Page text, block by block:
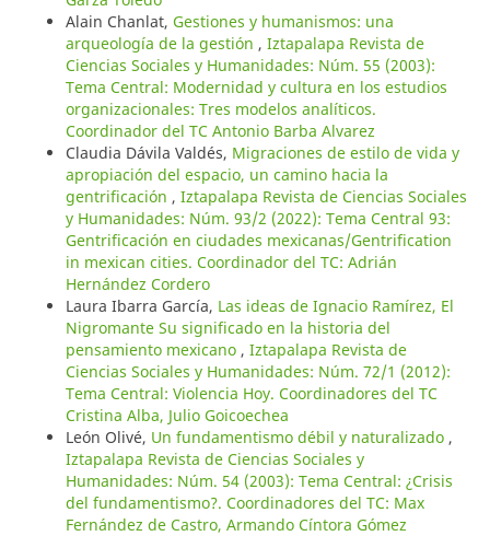
Alain Chanlat, Gestiones y humanismos: una
arqueología de la gestión , Iztapalapa Revista de
Ciencias Sociales y Humanidades: Núm. 55 (2003):
Tema Central: Modernidad y cultura en los estudios
organizacionales: Tres modelos analíticos.
Coordinador del TC Antonio Barba Alvarez
Claudia Dávila Valdés, Migraciones de estilo de vida y
apropiación del espacio, un camino hacia la
gentrificación , Iztapalapa Revista de Ciencias Sociales
y Humanidades: Núm. 93/2 (2022): Tema Central 93:
Gentrificación en ciudades mexicanas/Gentrification
in mexican cities. Coordinador del TC: Adrián
Hernández Cordero
Laura Ibarra García, Las ideas de Ignacio Ramírez, El
Nigromante Su significado en la historia del
pensamiento mexicano , Iztapalapa Revista de
Ciencias Sociales y Humanidades: Núm. 72/1 (2012):
Tema Central: Violencia Hoy. Coordinadores del TC
Cristina Alba, Julio Goicoechea
León Olivé, Un fundamentismo débil y naturalizado ,
Iztapalapa Revista de Ciencias Sociales y
Humanidades: Núm. 54 (2003): Tema Central: ¿Crisis
del fundamentismo?. Coordinadores del TC: Max
Fernández de Castro, Armando Cíntora Gómez